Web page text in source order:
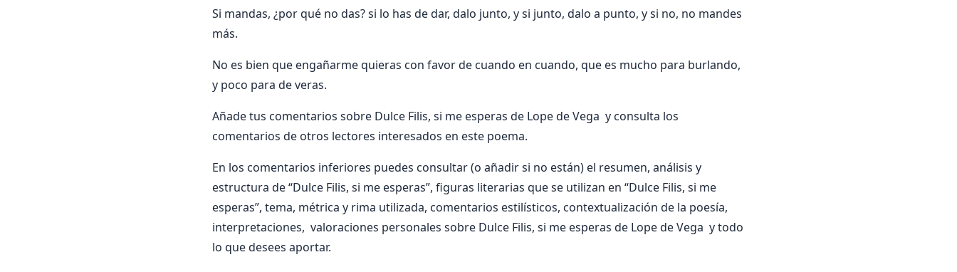
Si mandas, ¿por qué no das? si lo has de dar, dalo junto, y si junto, dalo a punto, y si no, no mandes
más.
No es bien que engañarme quieras con favor de cuando en cuando, que es mucho para burlando,
y poco para de veras.
Añade tus comentarios sobre Dulce Filis, si me esperas de Lope de Vega y consulta los
comentarios de otros lectores interesados en este poema.
En los comentarios inferiores puedes consultar (o añadir si no están) el resumen, análisis y
estructura de “Dulce Filis, si me esperas”, figuras literarias que se utilizan en “Dulce Filis, si me
esperas”, tema, métrica y rima utilizada, comentarios estilísticos, contextualización de la poesía,
interpretaciones, valoraciones personales sobre Dulce Filis, si me esperas de Lope de Vega y todo
lo que desees aportar.